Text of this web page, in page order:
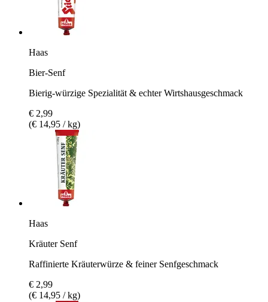
Haas
Bier-Senf
Bierig-würzige Spezialität & echter Wirtshausgeschmack
€ 2,99
(€ 14,95 / kg)
Haas
Kräuter Senf
Raffinierte Kräuterwürze & feiner Senfgeschmack
€ 2,99
(€ 14,95 / kg)